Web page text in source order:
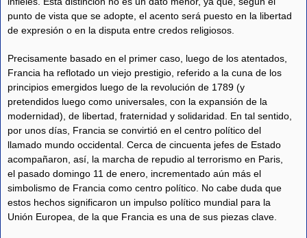
punto de vista que se adopte, el acento será puesto en la libertad
de expresión o en la disputa entre credos religiosos.
Precisamente basado en el primer caso, luego de los atentados,
Francia ha reflotado un viejo prestigio, referido a la cuna de los
principios emergidos luego de la revolución de 1789 (y
pretendidos luego como universales, con la expansión de la
modernidad), de libertad, fraternidad y solidaridad. En tal sentido,
por unos días, Francia se convirtió en el centro político del
llamado mundo occidental. Cerca de cincuenta jefes de Estado
acompañaron, así, la marcha de repudio al terrorismo en Paris,
el pasado domingo 11 de enero, incrementado aún más el
simbolismo de Francia como centro político. No cabe duda que
estos hechos significaron un impulso político mundial para la
Unión Europea, de la que Francia es una de sus piezas clave.